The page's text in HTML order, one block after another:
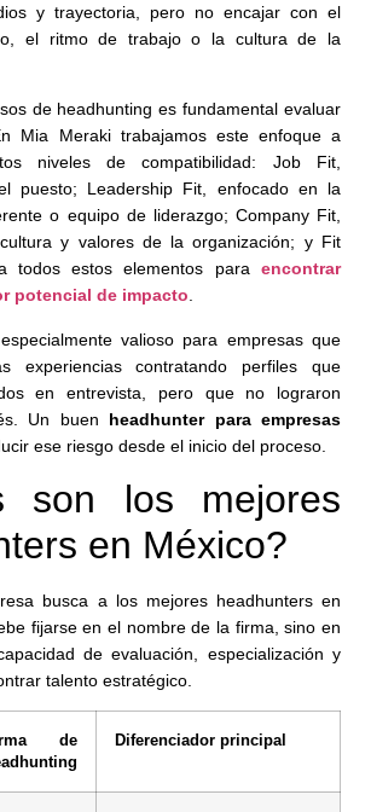
y trayectoria, pero no encajar con el
el ritmo de trabajo o la cultura de la
de headhunting es fundamental evaluar
Mia Meraki trabajamos este enfoque a
niveles de compatibilidad: Job Fit,
puesto; Leadership Fit, enfocado en la
o equipo de liderazgo; Company Fit,
y valores de la organización; y Fit
todos estos elementos para encontrar
potencial de impacto.
valioso para empresas que
experiencias contratando perfiles que
en entrevista, pero que no lograron
Un buen headhunter para empresas
ese riesgo desde el inicio del proceso.
son los mejores
en México?
busca a los mejores headhunters en
fijarse en el nombre de la firma, sino en
de evaluación, especialización y
talento estratégico.
de
Diferenciador principal